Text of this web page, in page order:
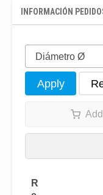
INFORMACIÓN
Diámetro Ø
Apply
R